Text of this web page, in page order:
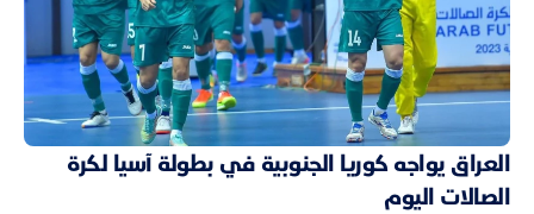
العراق يواجه كوريا الجنوبية في بطولة آسيا لكرة
الصالات اليوم